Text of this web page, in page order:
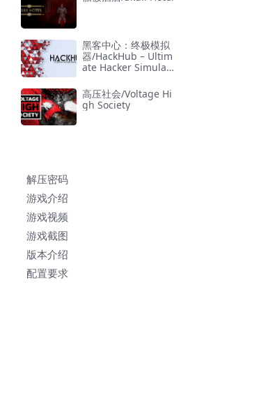
黑客中心：终极模拟
器/HackHub – Ultim
ate Hacker Simulat
高压社会/Voltage Hi
gh Society
解压密码
游戏介绍
游戏视频
游戏截图
版本介绍
配置要求